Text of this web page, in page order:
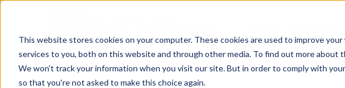
This website stores cookies on your computer. These cookies are used to improve
services to you, both on this website and through other media. To find out more about
We won't track your information when you visit our site. But in order to comply with
so that you're not asked to make this choice again.